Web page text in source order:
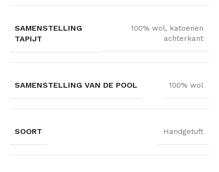
SAMENSTELLING
TAPIJT
100% wol, katoenen
achterkant
SAMENSTELLING VAN DE POOL 100% wol
SOORT Handgetuft